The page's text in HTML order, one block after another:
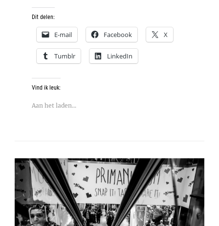
Dit delen:
E-mail Facebook X
Tumblr LinkedIn
Vind ik leuk:
Aan het laden...